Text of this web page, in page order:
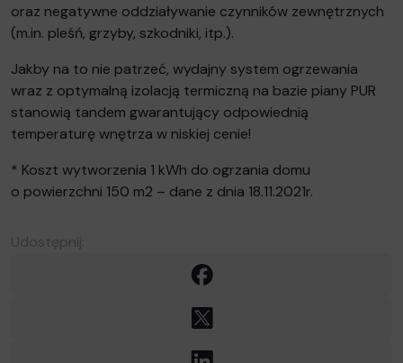
oraz negatywne oddziaływanie czynników zewnętrznych
(m.in. pleśń, grzyby, szkodniki, itp.).
Jakby na to nie patrzeć, wydajny system ogrzewania
wraz z optymalną izolacją termiczną na bazie piany PUR
stanowią tandem gwarantujący odpowiednią
temperaturę wnętrza w niskiej cenie!
* Koszt wytworzenia 1 kWh do ogrzania domu
o powierzchni 150 m2 – dane z dnia 18.11.2021r.
Udostępnij:
Facebook
X